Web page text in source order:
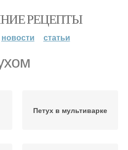
РЕЦЕПТЫ
новости статьи
Петух в мультиварке